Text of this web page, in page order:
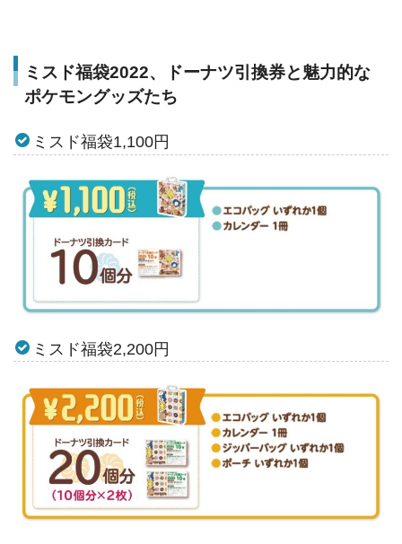
ミスド福袋2022、ドーナツ引換券と魅力的な
ポケモングッズたち
ミスド福袋1,100円
ミスド福袋2,200円